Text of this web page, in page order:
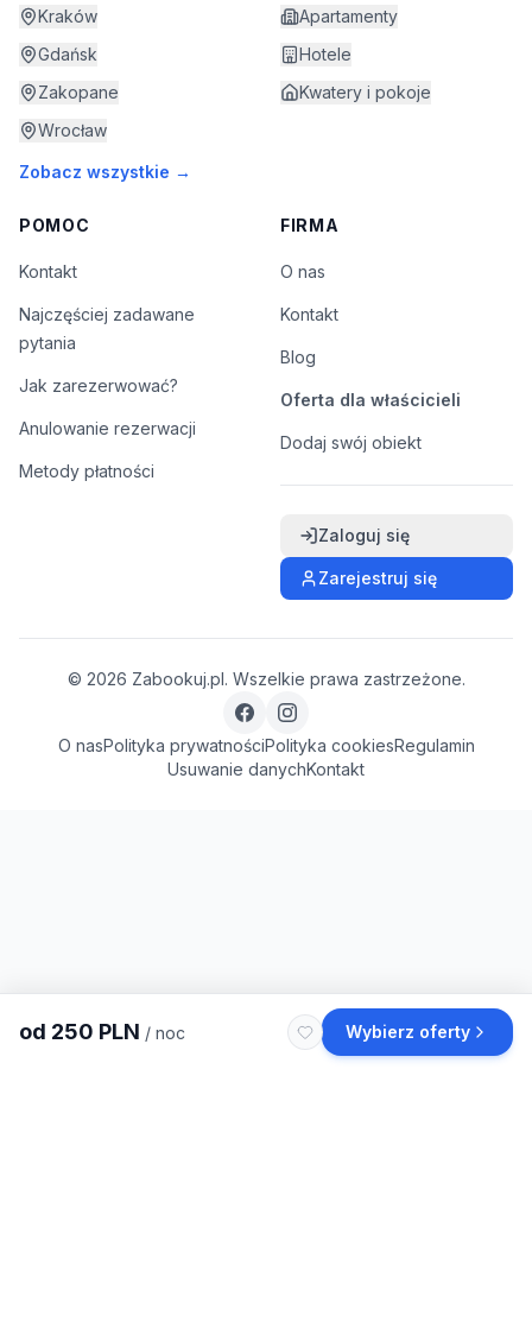
od 250 PLN / noc Wybierz oferty
Kraków
Gdańsk
Zakopane
Wrocław
Zobacz wszystkie →
Apartamenty
Hotele
Kwatery i pokoje
POMOC
Kontakt
Najczęściej zadawane
pytania
Jak zarezerwować?
Anulowanie rezerwacji
Metody płatności
FIRMA
O nas
Kontakt
Blog
Oferta dla właścicieli
Dodaj swój obiekt
Zaloguj się
Zarejestruj się
© 2026 Zabookuj.pl. Wszelkie prawa zastrzeżone.
O nasPolityka prywatnościPolityka cookiesRegulamin
Usuwanie danychKontakt